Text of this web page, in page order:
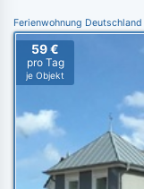
Ferienwohnung Deutschland
59 €
pro Tag
je Objekt